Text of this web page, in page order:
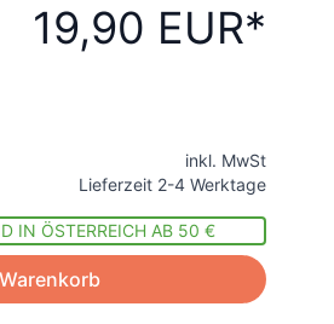
19,90 EUR
inkl. MwSt
Lieferzeit 2-4 Werktage
IN ÖSTERREICH AB 50 €
Warenkorb